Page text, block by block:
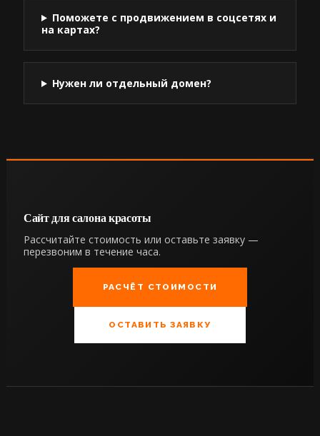
Поможете с продвижением в соцсетях и
на картах?
Нужен ли отдельный домен?
Сайт для салона красоты
Рассчитайте стоимость или оставьте заявку —
перезвоним в течение часа.
РАСЧЁТ СТОИМОСТИ
ОСТАВИТЬ ЗАЯВКУ